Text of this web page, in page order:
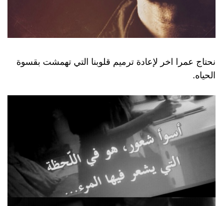
نحتاج عمرا اخر لإعادة ترميم قلوبنا التي تهمشت بقسوة
الحياه.